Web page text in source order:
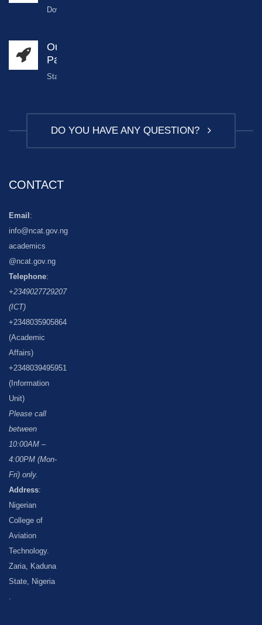
Download
Our
Partners
Stakeholders
DO YOU HAVE ANY QUESTION?
CONTACT
Email :
info@ncat.gov.ng
academics
@ncat.gov.ng
Telephone:
+2349027729207
(ICT)
+2348035905864
(Academic
Affairs)
+2348039495951
(Information
Unit)
Please call
between
10:00AM –
4:00PM (Mon-
Fri) only.
Address:
Nigerian
College of
Aviation
Technology.
Zaria, Kaduna
State, Nigeria
.